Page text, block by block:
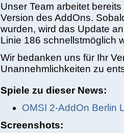
Unser Team arbeitet
Version des AddOns.
wurden, wird das Update
Linie 186 schnellstmöglich
Wir bedanken uns für Ihr
Unannehmlichkeiten zu
Spiele zu dieser News:
OMSI 2-AddOn Berlin
Screenshots: